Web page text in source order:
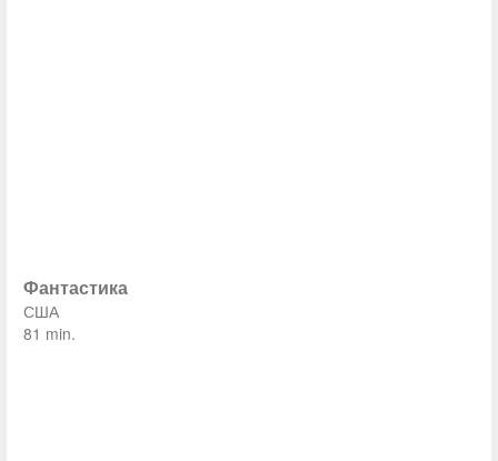
Фантастика
США
81 min.